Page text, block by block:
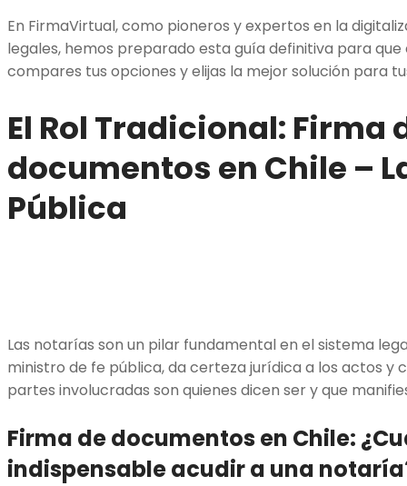
En FirmaVirtual, como pioneros y expertos en la
legales, hemos preparado esta guía definitiva para
compares tus opciones y elijas la mejor solución para
El Rol Tradicional: Firma
documentos en Chile –
Pública
Las notarías son un pilar fundamental en el sistema
ministro de fe pública, da certeza jurídica a los actos y
partes involucradas son quienes dicen ser y que
Firma de documentos en Chile:
indispensable acudir a una